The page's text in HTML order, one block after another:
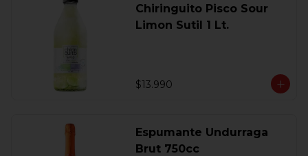
Chiringuito Pisco Sour
Limon Sutil 1 Lt.
$13.990
Espumante Undurraga
Brut 750cc